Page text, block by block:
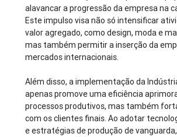
alavancar a progressão da empresa na
Este impulso visa não só intensificar
valor agregado, como design, moda e
mas também permitir a inserção da
mercados internacionais.
Além disso, a implementação da
apenas promove uma eficiência
processos produtivos, mas também
com os clientes finais. Ao adotar
e estratégias de produção de